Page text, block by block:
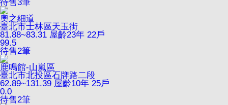
待售3筆
奧之細道
臺北市士林區天玉街
81.88~83.31 屋齡23年 22戶
99.5
待售2筆
鹿鳴館-山嵐區
臺北市北投區石牌路二段
62.89~131.39 屋齡10年 25戶
0.0
待售2筆